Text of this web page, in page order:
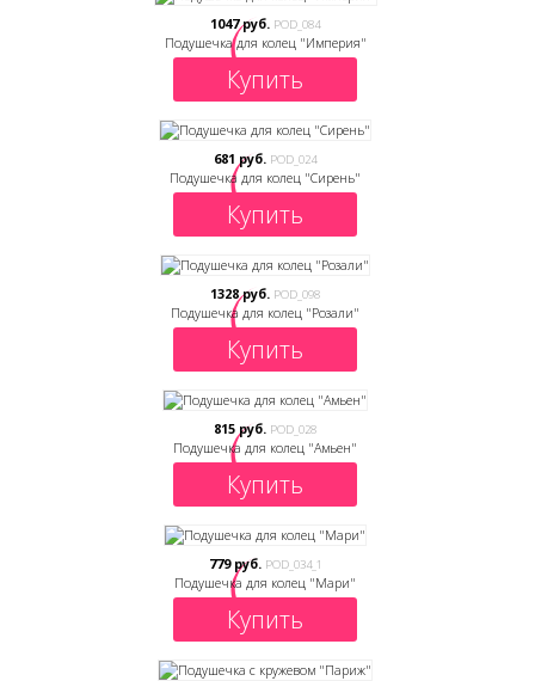
1047 руб. POD_084
Подушечка для колец "Империя"
Купить
681 руб. POD_024
Подушечка для колец "Сирень"
Купить
1328 руб. POD_098
Подушечка для колец "Розали"
Купить
815 руб. POD_028
Подушечка для колец "Амьен"
Купить
779 руб. POD_034_1
Подушечка для колец "Мари"
Купить